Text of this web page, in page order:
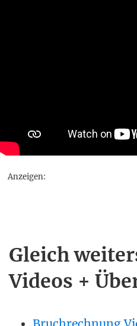
Anzeigen:
Gleich
Videos +